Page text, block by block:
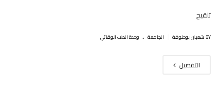
تلقيح
BY شعبان بوحلوفة الجامعة . وحدة الطب الوقائي
التفصيل